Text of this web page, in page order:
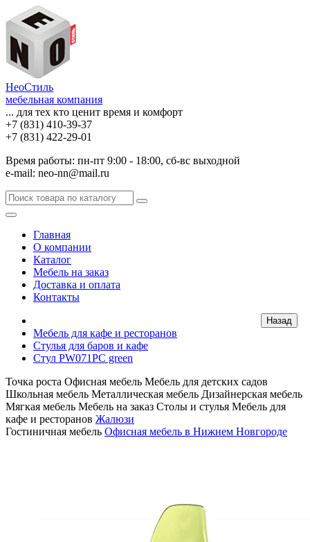
НеоСтиль
мебельная компания
... для тех кто ценит время и комфорт
+7 (831) 410-39-37
+7 (831) 422-29-01
Время работы: пн-пт 9:00 - 18:00, сб-вс выходной
e-mail: neo-nn@mail.ru
Главная
О компании
Каталог
Мебель на заказ
Доставка и оплата
Контакты
Мебель для кафе и ресторанов
Стулья для баров и кафе
Стул PW071PC green
Точка роста Офисная мебель Мебель для детских садов
Школьная мебель Металлическая мебель Дизайнерская мебель
Мягкая мебель Мебель на заказ Столы и стулья Мебель для
кафе и ресторанов Жалюзи
Гостиничная мебель Офисная мебель в Нижнем Новгороде